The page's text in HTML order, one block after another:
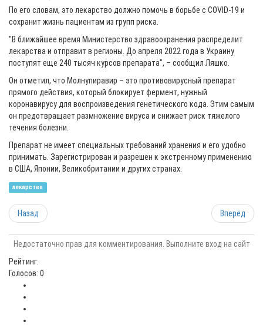
По его словам, это лекарство должно помочь в борьбе с COVID-19 и
сохранит жизнь пациентам из групп риска.
"В ближайшее время Министерство здравоохранения распределит
лекарства и отправит в регионы. До апреля 2022 года в Украину
поступят еще 240 тысяч курсов препарата", – сообщил Ляшко.
Он отметил, что Молнупиравир – это противовирусный препарат
прямого действия, который блокирует фермент, нужный
коронавирусу для воспроизведения генетического кода. Этим самым
он предотвращает размножение вируса и снижает риск тяжелого
течения болезни.
Препарат не имеет специальных требований хранения и его удобно
принимать. Зарегистрирован и разрешен к экстренному применению
в США, Японии, Великобритании и других странах.
лекарства
Назад Вперёд
Недостаточно прав для комментирования. Выполните вход на сайт
Рейтинг:
Голосов: 0